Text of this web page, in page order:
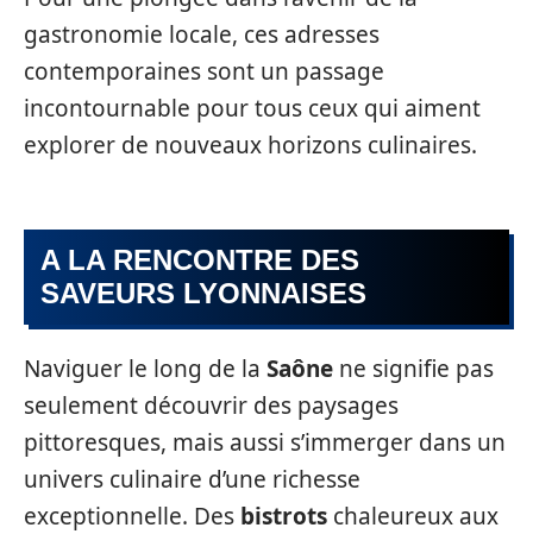
gastronomie locale, ces adresses
contemporaines sont un passage
incontournable pour tous ceux qui aiment
explorer de nouveaux horizons culinaires.
A LA RENCONTRE DES
SAVEURS LYONNAISES
Naviguer le long de la Saône ne signifie pas
seulement découvrir des paysages
pittoresques, mais aussi s’immerger dans un
univers culinaire d’une richesse
exceptionnelle. Des bistrots chaleureux aux